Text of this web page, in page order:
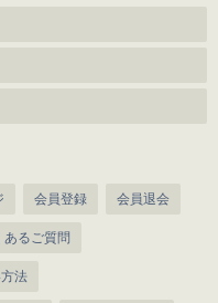
会員登録 会員退会
あるご質問
法